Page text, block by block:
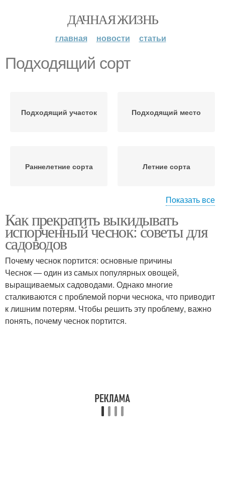
ДАЧНАЯ ЖИЗНЬ
главная новости статьи
Подходящий сорт
Подходящий участок Подходящий место
Раннелетние сорта Летние сорта
полосы
грунта
Оптимальный сорт Выносливые сорта
Показать все
Как прекратить выкидывать
испорченный чеснок: советы для
садоводов
Почему чеснок портится: основные причины
Чеснок — один из самых популярных овощей,
выращиваемых садоводами. Однако многие
сталкиваются с проблемой порчи чеснока, что приводит
к лишним потерям. Чтобы решить эту проблему, важно
понять, почему чеснок портится.